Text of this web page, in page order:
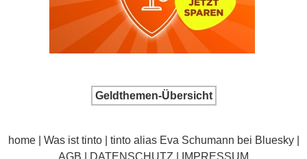
Geldthemen-Übersicht
home| Was ist tinto| tinto alias Eva Schumann bei Bluesky|